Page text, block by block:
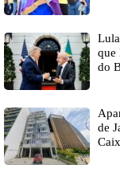
que
do
de